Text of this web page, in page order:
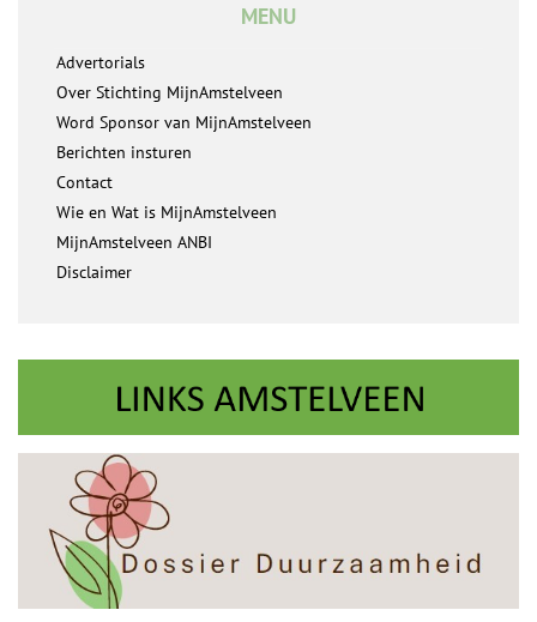
MENU
Advertorials
Over Stichting MijnAmstelveen
Word Sponsor van MijnAmstelveen
Berichten insturen
Contact
Wie en Wat is MijnAmstelveen
MijnAmstelveen ANBI
Disclaimer